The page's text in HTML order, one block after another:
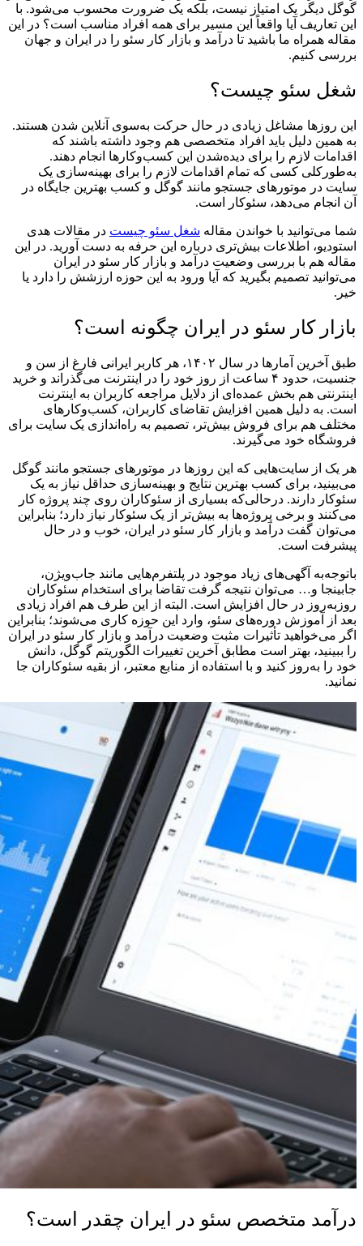
گوگل دیگر یک امتیاز نیست، بلکه یک ضرورت محسوب می‌شود. با
این تعاریف آیا واقعاً این مسیر برای همه افراد مناسب است؟ در این
مقاله همراه ما باشید تا درآمد و بازار کار سئو را در ایران و جهان
بررسی کنیم.
شغل سئو چیست؟
این روزها مشاغل زیادی در حال حرکت به‌سوی آنلاین شدن هستند.
به همین دلیل باید افراد متخصصی هم وجود داشته باشند که
اقدامات لازم را برای دیده‌شدن این کسب‌وکارها انجام دهند.
به‌طورکلی کسی که تمام اقدامات لازم را برای بهینه‌سازی یک
سایت در موتورهای جستجو مانند گوگل و کسب بهترین جایگاه در
آن انجام می‌دهد، سئوکار است.
شما می‌توانید با خواندن مقاله شغل سئو چیست در مقالات هدی
استودیو، اطلاعات بیش‌تری درباره این حرفه به دست آورید. در این
مقاله هم با بررسی وضعیت درآمد و بازار کار سئو در ایران
می‌توانید تصمیم بگیرید که آیا ورود به این حوزه ارزشش را دارد یا
خیر.
بازار کار سئو در ایران چگونه است؟
طبق آخرین آمارها در سال ۱۴۰۲، هر کاربر ایرانی فارغ از سن و
جنسیت، حدود ۴ ساعت از روز خود را در اینترنت می‌گذراند و خرید
اینترنتی هم بخش عمده‌ای از دلایل مراجعه کاربران به اینترنت
است. به دلیل همین افزایش تقاضای کاربران، کسب‌وکارهای
مختلف هم برای فروش بیش‌تر، تصمیم به راه‌اندازی یک سایت برای
فروشگاه خود می‌گیرند.
هر یک از سایت‌هایی که این روزها در موتورهای جستجو مانند گوگل
می‌بینید، برای کسب بهترین نتایج و بهینه‌سازی حداقل نیاز به یک
سئوکار دارند. درحالی‌که بسیاری از سئوکاران روی چند پروژه کار
می‌کنند و برخی پروژه‌ها به بیش‌تر از یک سئوکار نیاز دارد؛ بنابراین
می‌توان گفت درآمد و بازار کار سئو در ایران، خوب و در حال
پیشرفت است.
باتوجه‌به آگهی‌های زیاد موجود در پلتفرم‌هایی مانند جاب‌ویژن،
جابینجا و… می‌توان نتیجه گرفت تقاضا برای استخدام سئوکاران
روزبه‌روز در حال افزایش است. البته از این طرف هم افراد زیادی
بعد از آموزش دوره‌های سئو، وارد این حوزه کاری می‌شوند؛ بنابراین
اگر می‌خواهید تأثیرات مثبت وضعیت درآمد و بازار کار سئو در ایران
را ببینید، بهتر است مطابق آخرین تغییرات الگوریتم گوگل، دانش
خود را به‌روز کنید و با استفاده از منابع معتبر، از بقیه سئوکاران جا
نمانید.
درآمد متخصص سئو در ایران چقدر است؟